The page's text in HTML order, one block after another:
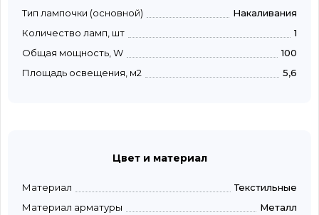
Тип лампочки (основной)
Накаливания
Количество ламп, шт
1
Общая мощность, W
100
Площадь освещения, м2
5,6
Цвет и материал
Материал
Текстильные
Материал арматуры
Металл